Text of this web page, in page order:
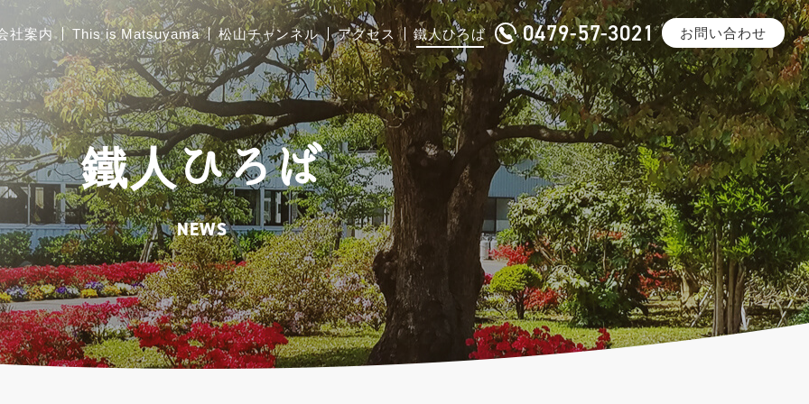
社案内
ご挨拶 沿革
会社概要 メディア掲載
工場および関連施設のご紹介
This is Matsuyama
胴縁加工 一般鋼材加工
太陽光架台設計製作
みけどうぶち・スーパーダイマ
®
松山チャンネル アクセス 鐵人ひろば 0479-57-3021 お問い合わせ
鐵人ひろば
NEWS